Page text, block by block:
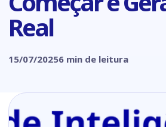
Real
15/07/20256 min de leitura